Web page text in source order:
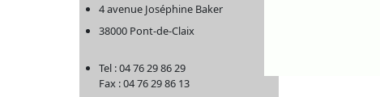
4 avenue Joséphine Baker
38000 Pont-de-Claix
Tel : 04 76 29 86 29
Fax : 04 76 29 86 13